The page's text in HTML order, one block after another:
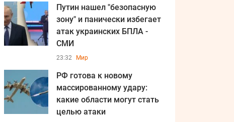
Путин нашел "безопасную
зону" и панически избегает
атак украинских БПЛА -
СМИ
23:32 Мир
РФ готова к новому
массированному удару:
какие области могут стать
целью атаки